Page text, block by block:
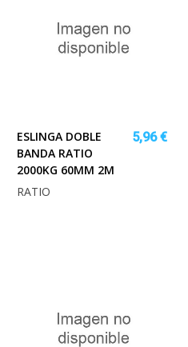
ESLINGA DOBLE
BANDA RATIO
2000KG 60MM 2M
5,96 €
RATIO